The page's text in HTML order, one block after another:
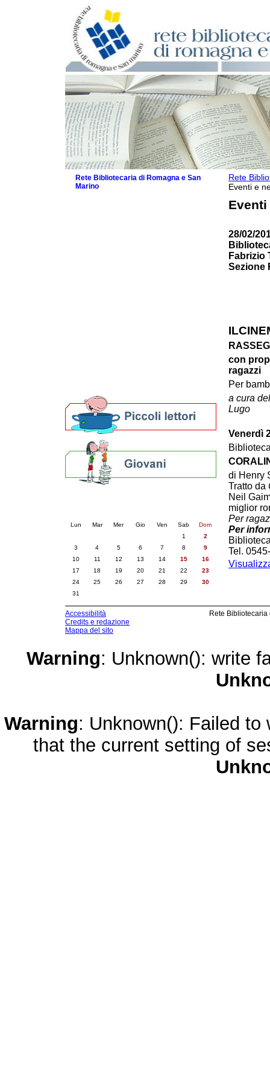
Rete
Eventi e
Eventi
28/02/
Fabrizio
Sezione
con
ragazzi
Per
a cura
Lugo
Venerdì
di Henry
Tratto da
Neil
miglior
Per
Per
Tel.
Rete Bibliotecaria di Romagna e San
Marino
Lun Mar Mer Gio Ven Sab
Dom
1
2
3
4 5 6 7 8
9
10
11 12 13 14 15
16
17
18 19 20 21 22
23
24
25 26 27 28 29
30
31
Accessibilità
Credits e redazione
Mappa del sito
Rete
Warning: Unknown(): write
Warning: Unknown(): Failed
that the current setting of